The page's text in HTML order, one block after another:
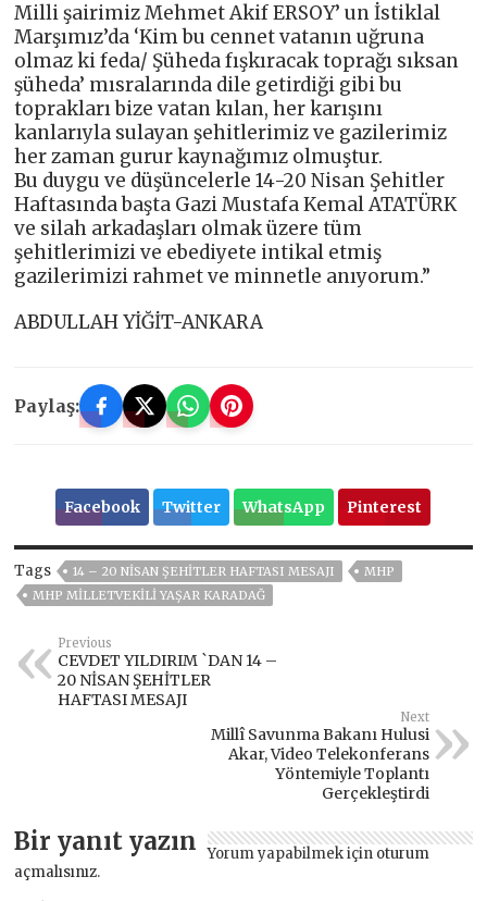
Milli şairimiz Mehmet Akif ERSOY’ un İstiklal
Marşımız’da ‘Kim bu cennet vatanın uğruna
olmaz ki feda/ Şüheda fışkıracak toprağı sıksan
şüheda’ mısralarında dile getirdiği gibi bu
toprakları bize vatan kılan, her karışını
kanlarıyla sulayan şehitlerimiz ve gazilerimiz
her zaman gurur kaynağımız olmuştur.
Bu duygu ve düşüncelerle 14-20 Nisan Şehitler
Haftasında başta Gazi Mustafa Kemal ATATÜRK
ve silah arkadaşları olmak üzere tüm
şehitlerimizi ve ebediyete intikal etmiş
gazilerimizi rahmet ve minnetle anıyorum.”
ABDULLAH YİĞİT-ANKARA
Paylaş:
Facebook Twitter WhatsApp Pinterest
Tags 14 – 20 NİSAN ŞEHİTLER HAFTASI MESAJI
MHP
MHP MILLETVEKILI YAŞAR KARADAĞ
Previous
CEVDET YILDIRIM `DAN 14 –
20 NİSAN ŞEHİTLER
HAFTASI MESAJI
Next
Millî Savunma Bakanı Hulusi
Akar, Video Telekonferans
Yöntemiyle Toplantı
Gerçekleştirdi
Bir yanıt yazın Yorum yapabilmek için oturum
açmalısınız.